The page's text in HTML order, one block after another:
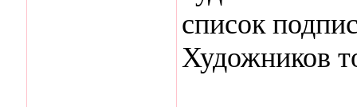
список
Художников